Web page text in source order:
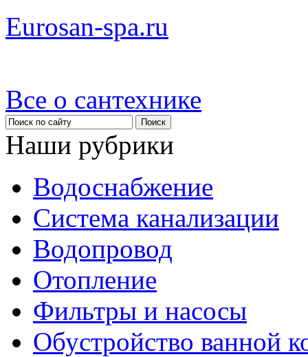
Eurosan-spa.ru
Все о сантехнике
Наши рубрики
Водоснабжение
Система канализации
Водопровод
Отопление
Фильтры и насосы
Обустройство ванной